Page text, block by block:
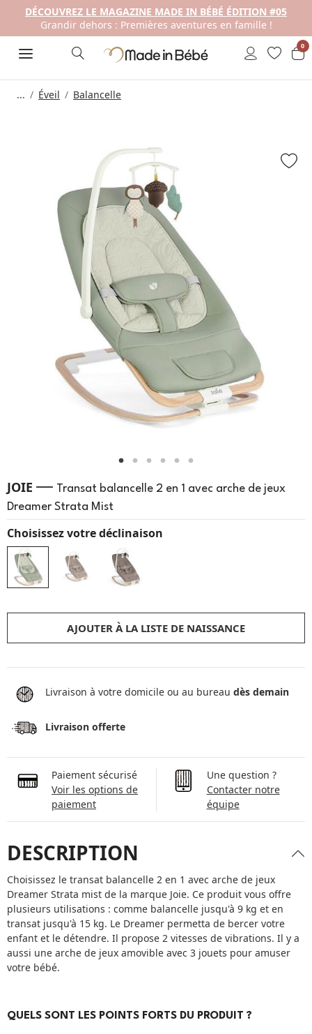
DÉCOUVREZ LE MAGAZINE MADE IN BÉBÉ ÉDITION #05
Grandir dehors : Premières aventures en famille !
0
... Éveil Balancelle
JOIE — Transat balancelle 2 en 1 avec arche de jeux
Dreamer Strata Mist
Choisissez votre déclinaison
AJOUTER À LA LISTE DE NAISSANCE
Livraison à votre domicile ou au bureau dès demain
Livraison offerte
Paiement sécurisé
Voir les options de
paiement
Une question ?
Contacter notre
équipe
DESCRIPTION
Choisissez le transat balancelle 2 en 1 avec arche de jeux
Dreamer Strata mist de la marque Joie. Ce produit vous offre
plusieurs utilisations : comme balancelle jusqu'à 9 kg et en
transat jusqu'à 15 kg. Le Dreamer permetta de bercer votre
enfant et le détendre. Il propose 2 vitesses de vibrations. Il y a
aussi une arche de jeux amovible avec 3 jouets pour amuser
votre bébé.
QUELS SONT LES POINTS FORTS DU PRODUIT ?